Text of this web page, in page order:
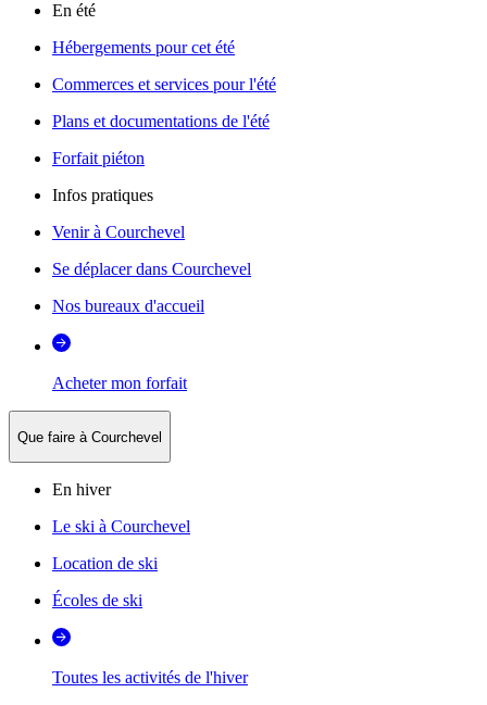
En été
Hébergements pour cet été
Commerces et services pour l'été
Plans et documentations de l'été
Forfait piéton
Infos pratiques
Venir à Courchevel
Se déplacer dans Courchevel
Nos bureaux d'accueil
Acheter mon forfait
Que faire à Courchevel
En hiver
Le ski à Courchevel
Location de ski
Écoles de ski
Toutes les activités de l'hiver